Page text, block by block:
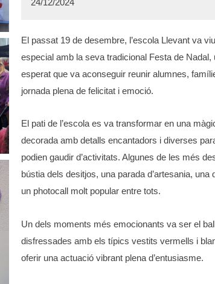
24/12/2024
El passat 19 de desembre, l’escola Llevant va
especial amb la seva tradicional Festa de Nadal,
esperat que va aconseguir reunir alumnes,
jornada plena de felicitat i emoció.
El pati de l’escola es va transformar en una
decorada amb detalls encantadors i diverses
podien gaudir d’activitats. Algunes de les més
bústia dels desitjos, una parada d’artesania,
un photocall molt popular entre tots.
Un dels moments més emocionants va ser el
disfressades amb els típics vestits vermells i
oferir una actuació vibrant plena d’entusiasme.